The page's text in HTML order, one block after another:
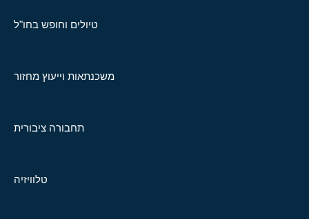
טיולים וחופש בחו"ל
משכנתאות וייעוץ מחזור
תחבורה ציבורית
טלוויזיה